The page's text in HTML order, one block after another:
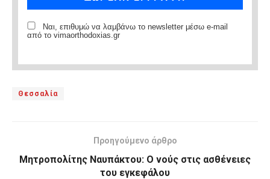
Ναι, επιθυμώ να λαμβάνω το newsletter μέσω e-mail
από το vimaorthodoxias.gr
Θεσσαλία
Προηγούμενο άρθρο
Μητροπολίτης Ναυπάκτου: Ο νούς στις ασθένειες
του εγκεφάλου